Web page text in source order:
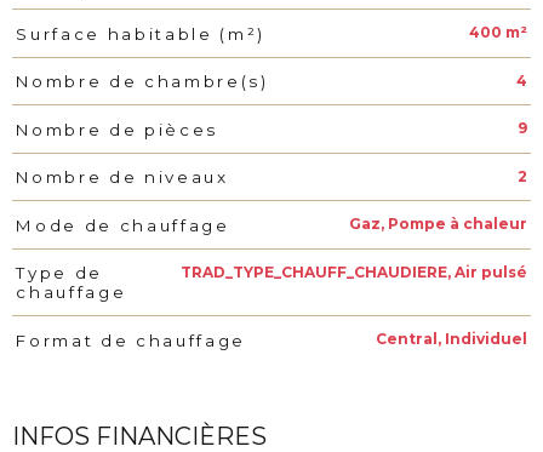
Surface habitable (m²) 400 m²
Nombre de chambre(s) 4
Nombre de pièces 9
Nombre de niveaux 2
Mode de chauffage Gaz, Pompe à chaleur
Type de
chauffage
TRAD_TYPE_CHAUFF_CHAUDIERE, Air pulsé
Format de chauffage Central, Individuel
INFOS FINANCIÈRES